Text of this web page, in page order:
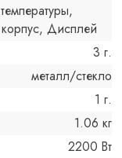
Дисплей
3 г.
металл/стекло
1 г.
1.06 кг
2200 Вт